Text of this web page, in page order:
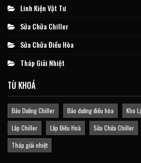
Linh Kiện Vật Tư
Sửa Chữa Chiller
Sửa Chữa Điều Hòa
Tháp Giải Nhiệt
TỪ KHOÁ
Bảo Dưỡng Chiller Bảo dưỡng điều hòa Kho
Lắp Chiller
Lắp Điều Hoà Sửa Chữa Chiller
Tháp giải nhiệt